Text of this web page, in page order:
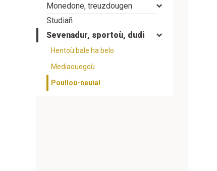
Monedone, treuzdougen
Studiañ
Sevenadur, sportoù, dudi
Hentoù bale ha belo
Mediaouegoù
Poulloù-neuial